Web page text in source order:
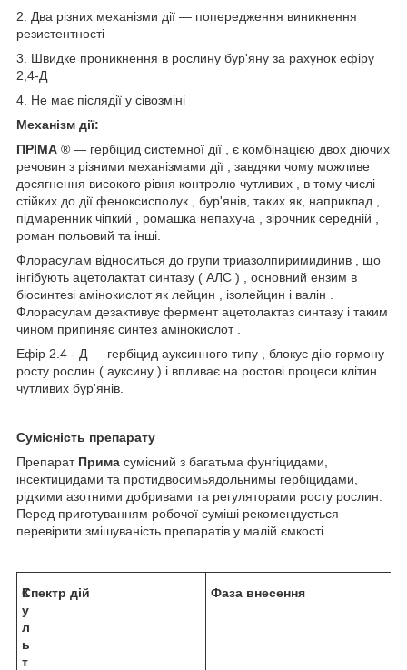
2. Два різних механізми дії ― попередження виникнення
резистентності
3. Швидке проникнення в рослину бур'яну за рахунок ефіру
2,4-Д
4. Не має післядії у сівозміні
Механізм дії:
ПРІМА ® ― гербіцид системної дії , є комбінацією двох діючих
речовин з різними механізмами дії , завдяки чому можливе
досягнення високого рівня контролю чутливих , в тому числі
стійких до дії феноксисполук , бур'янів, таких як, наприклад ,
підмаренник чіпкий , ромашка непахуча , зірочник середній ,
роман польовий та інші.
Флорасулам відноситься до групи триазолпиримидинив , що
інгібують ацетолактат синтазу ( АЛС ) , основний ензим в
біосинтезі амінокислот як лейцин , ізолейцин і валін .
Флорасулам дезактивує фермент ацетолактаз синтазу і таким
чином припиняє синтез амінокислот .
Ефір 2.4 - Д ― гербіцид ауксинного типу , блокує дію гормону
росту рослин ( ауксину ) і впливає на ростові процеси клітин
чутливих бур'янів.
Сумісність препарату
Препарат Прима сумісний з багатьма фунгіцидами,
інсектицидами та протидвосимьядольнимы гербіцидами,
рідкими азотними добривами та регуляторами росту рослин.
Перед приготуванням робочої суміші рекомендується
перевірити змішуваність препаратів у малій ємкості.
К
у
л
ь
т
Спектр дій Фаза внесення